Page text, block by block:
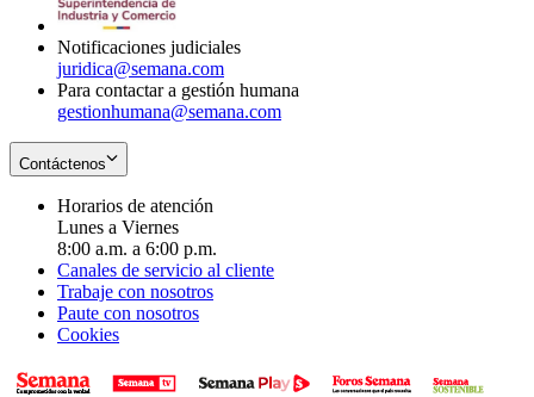
Notificaciones judiciales
juridica@semana.com
Para contactar a gestión humana
gestionhumana@semana.com
Contáctenos
Horarios de atención
Lunes a Viernes
8:00 a.m. a 6:00 p.m.
Canales de servicio al cliente
Trabaje con nosotros
Paute con nosotros
Cookies